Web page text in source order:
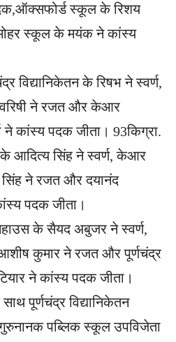
स्कूल के रिशय
स्कूल के मयंक ने कांस्य
विद्यानिकेतन के रिषभ ने स्वर्ण,
ने रजत और केआर
कांस्य पदक जीता। 93किग्रा.
के आदित्य सिंह ने स्वर्ण, केआर
ने रजत और दयानंद
पदक जीता।
के सैयद अबुजर ने स्वर्ण,
कुमार ने रजत और पूर्णचंद्र
ने कांस्य पदक जीता।
पूर्णचंद्र विद्यानिकेतन
प​ब्लिक स्कूल उपविजेता